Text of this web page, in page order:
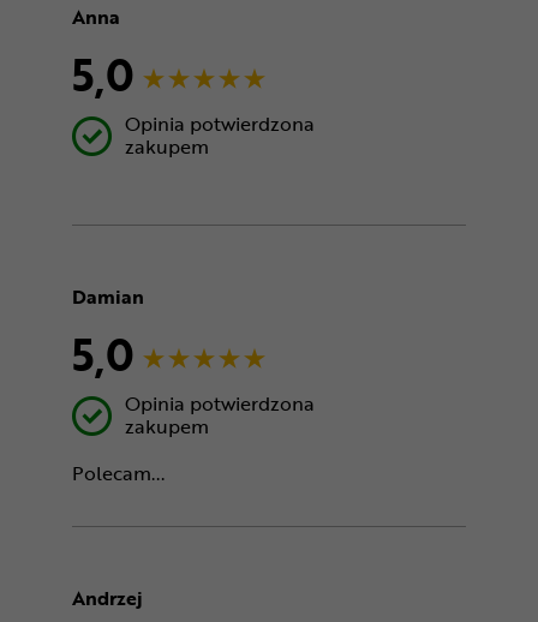
Anna
5,0
Opinia potwierdzona
zakupem
Damian
5,0
Opinia potwierdzona
zakupem
Polecam...
Andrzej